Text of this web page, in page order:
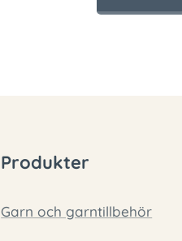
Produkter
Garn och garntillbehör